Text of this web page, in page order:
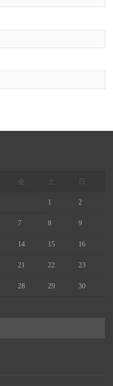
1 2
7 8 9
14 15 16
21 22 23
28 29 30